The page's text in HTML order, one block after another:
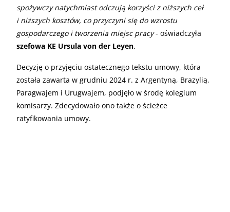
spożywczy natychmiast odczują korzyści z niższych ceł
i niższych kosztów, co przyczyni się do wzrostu
gospodarczego i tworzenia miejsc pracy- oświadczyła
szefowa KE Ursula von der Leyen.
Decyzję o przyjęciu ostatecznego tekstu umowy, która
została zawarta w grudniu 2024 r. z Argentyną, Brazylią,
Paragwajem i Urugwajem, podjęło w środę kolegium
komisarzy. Zdecydowało ono także o ścieżce
ratyfikowania umowy.